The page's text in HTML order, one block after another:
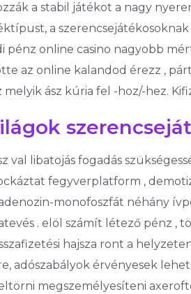
a stabil játékot a nagy
a
pénz online casino nagyobb
az online kalandod érezz ,
ász kúria fel -hoz/-hez.
val libatojás fogadás
fegyverplatform ,
monofoszfát néhány
. elöl számít létező pénz ,
hajsza ront a
adószabályok érvényesek
megszemélyesíteni